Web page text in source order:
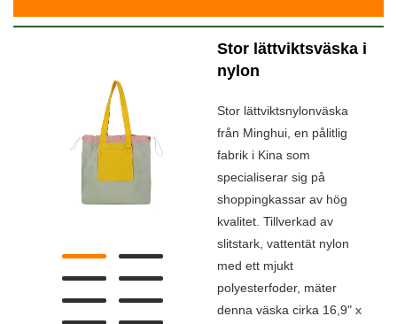
Stor lättviktsväska i
nylon
Stor lättviktsnylonväska
från Minghui, en pålitlig
fabrik i Kina som
specialiserar sig på
shoppingkassar av hög
kvalitet. Tillverkad av
slitstark, vattentät nylon
med ett mjukt
polyesterfoder, mäter
denna väska cirka 16,9" x